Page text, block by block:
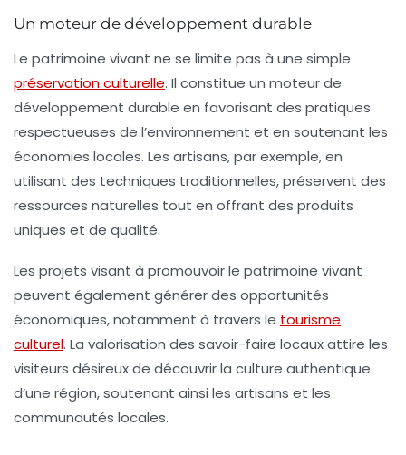
Un moteur de développement durable
Le patrimoine vivant ne se limite pas à une simple
préservation culturelle. Il constitue un moteur de
développement durable en favorisant des pratiques
respectueuses de l’environnement et en soutenant les
économies locales. Les artisans, par exemple, en
utilisant des techniques traditionnelles, préservent des
ressources naturelles tout en offrant des produits
uniques et de qualité.
Les projets visant à promouvoir le patrimoine vivant
peuvent également générer des opportunités
économiques, notamment à travers le tourisme
culturel. La valorisation des savoir-faire locaux attire les
visiteurs désireux de découvrir la culture authentique
d’une région, soutenant ainsi les artisans et les
communautés locales.